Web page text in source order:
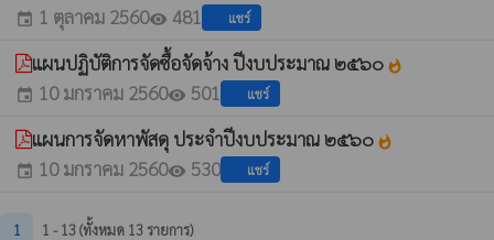
event 1 ตุลาคม 2560visibility 481 แชร์
แผนปฏิบัติการจัดซื้อจัดจ้าง ปีงบประมาณ ๒๕๖๐ whatshot
event 10 มกราคม 2560visibility 501 แชร์
แผนการจัดหาพัสดุ ประจำปีงบประมาณ ๒๕๖๐ whatshot
event 10 มกราคม 2560visibility 530 แชร์
1 1 - 13 (ทั้งหมด 13 รายการ)